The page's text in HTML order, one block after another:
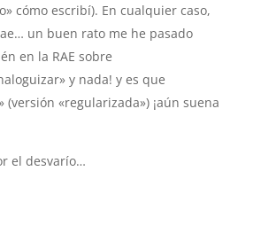
cómo escribí). En cualquier caso,
un buen rato me he pasado
en la RAE sobre
y nada! y es que
(versión «regularizada») ¡aún suena
el desvarío…